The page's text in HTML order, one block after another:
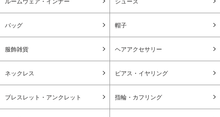
バッグ 帽子
服飾雑貨 ヘアアクセサリー
ネックレス ピアス・イヤリング
ブレスレット・アンクレット 指輪・カフリング